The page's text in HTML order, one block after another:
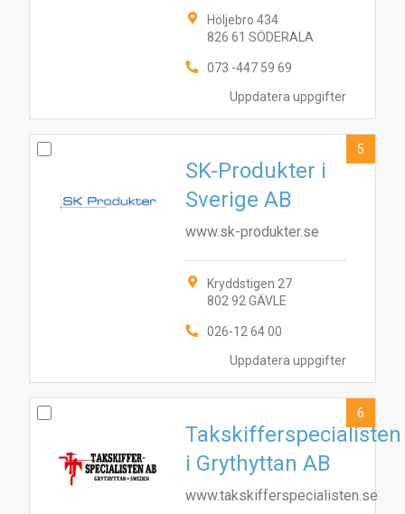
Uppdatera uppgifter
Höljebro 434
826 61 SÖDERALA
073 -447 59 69
Uppdatera uppgifter
SK-Produkter i
Sverige AB
www.sk-produkter.se
Kryddstigen 27
802 92 GÄVLE
026-12 64 00
5
Takskifferspecialisten
i Grythyttan AB
www.takskifferspecialisten.se
6